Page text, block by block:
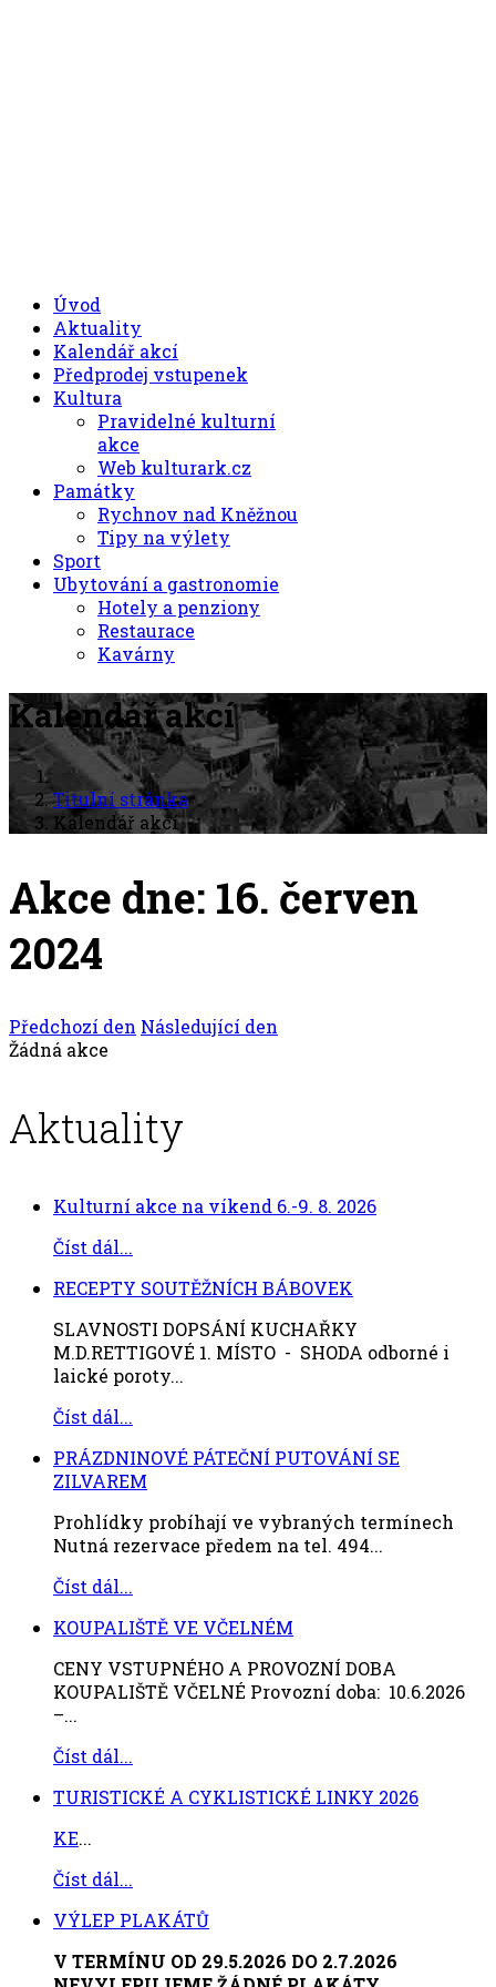
Úvod
Aktuality
Kalendář akcí
Předprodej vstupenek
Kultura
Pravidelné kulturní
akce
Web kulturark.cz
Památky
Rychnov nad Kněžnou
Tipy na výlety
Sport
Ubytování a gastronomie
Hotely a penziony
Restaurace
Kavárny
Kalendář akcí
Titulní stránka
Kalendář akcí
Akce dne: 16. červen
2024
Předchozí den Následující den
Žádná akce
Aktuality
Kulturní akce na víkend 6.-9. 8. 2026
Číst dál...
RECEPTY SOUTĚŽNÍCH BÁBOVEK
SLAVNOSTI DOPSÁNÍ KUCHAŘKY
M.D.RETTIGOVÉ 1. MÍSTO - SHODA odborné i
laické poroty...
Číst dál...
PRÁZDNINOVÉ PÁTEČNÍ PUTOVÁNÍ SE
ZILVAREM
Prohlídky probíhají ve vybraných termínech
Nutná rezervace předem na tel. 494...
Číst dál...
KOUPALIŠTĚ VE VČELNÉM
CENY VSTUPNÉHO A PROVOZNÍ DOBA
KOUPALIŠTĚ VČELNÉ Provozní doba: 10.6.2026
–...
Číst dál...
TURISTICKÉ A CYKLISTICKÉ LINKY 2026
KE...
Číst dál...
VÝLEP PLAKÁTŮ
V TERMÍNU OD 29.5.2026 DO 2.7.2026